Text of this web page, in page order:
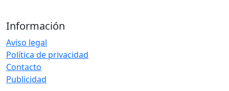
Información
Aviso legal
Política de privacidad
Contacto
Publicidad